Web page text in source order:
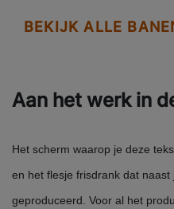
BEKIJK ALLE
Aan het werk in
Het scherm waarop je deze
en het flesje frisdrank dat
geproduceerd. Voor al het